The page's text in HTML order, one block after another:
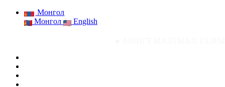
Монгол
Монгол
English